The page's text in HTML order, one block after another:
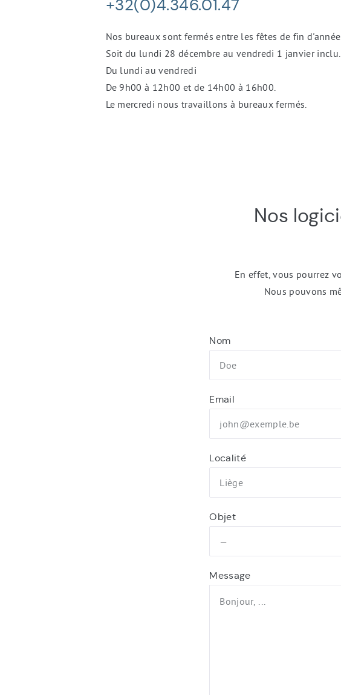
+32(0)4.346.01.47
Nos bureaux sont fermés entre les fêtes de fin
Soit du lundi 28 décembre au vendredi 1 janvier inclu.
Du lundi au vendredi
De 9h00 à 12h00 et de 14h00 à 16h00.
Le mercredi nous travaillons à bureaux fermés.
Nos
En effet, vous pourrez
Nous pouvons
Nom
Email
Localité
Objet
Message